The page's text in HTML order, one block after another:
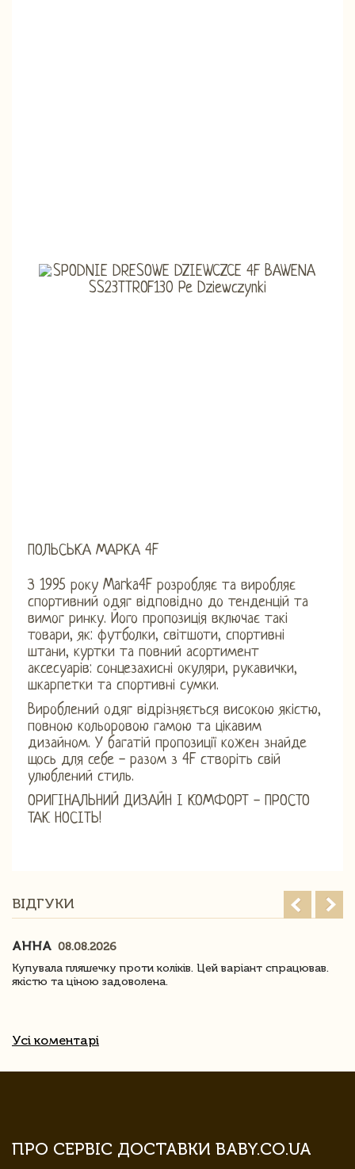
ПОЛЬСЬКА МАРКА 4F
З 1995 року Marka4F розробляє та виробляє
спортивний одяг відповідно до тенденцій та
вимог ринку. Його пропозиція включає такі
товари, як: футболки, світшоти, спортивні
штани, куртки та повний асортимент
аксесуарів: сонцезахисні окуляри, рукавички,
шкарпетки та спортивні сумки.
Вироблений одяг відрізняється високою якістю,
повною кольоровою гамою та цікавим
дизайном. У багатій пропозиції кожен знайде
щось для себе - разом з 4F створіть свій
улюблений стиль.
ОРИГІНАЛЬНИЙ ДИЗАЙН І КОМФОРТ - ПРОСТО
ТАК НОСІТЬ!
ВІДГУКИ
АННА 08.08.2026
Купувала пляшечку проти коліків. Цей варіант спрацював.
якістю та ціною задоволена.
Усі коментарі
ПРО СЕРВІС ДОСТАВКИ BABY.CO.UA